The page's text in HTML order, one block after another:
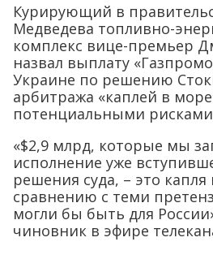
Курирующий в
Медведева топливно-
комплекс вице-премьер
назвал выплату
Украине по решению
арбитража «каплей в
потенциальными рисками
«$2,9 млрд, которые мы
исполнение уже
решения суда, – это
сравнению с теми
могли бы быть для
чиновник в эфире